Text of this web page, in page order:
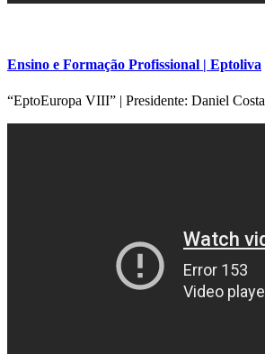
Ensino e Formação Profissional | Eptoliva
“EptoEuropa VIII” | Presidente: Daniel Costa